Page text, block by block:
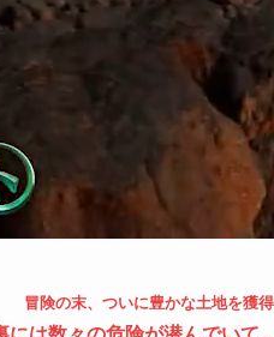
冒険の末、ついに豊かな土地を獲得